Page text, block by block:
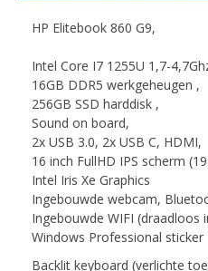
HP Elitebook 860 G9,
Intel Core I7 1255U 1,7-
16GB DDR5 werkgeheugen ,
256GB SSD harddisk ,
Sound on board,
2x USB 3.0, 2x USB C, HDMI,
16 inch FullHD IPS scherm
Intel Iris Xe Graphics
Ingebouwde webcam,
Ingebouwde WIFI (draadloos
Windows Professional sticker
Backlit keyboard (verlichte